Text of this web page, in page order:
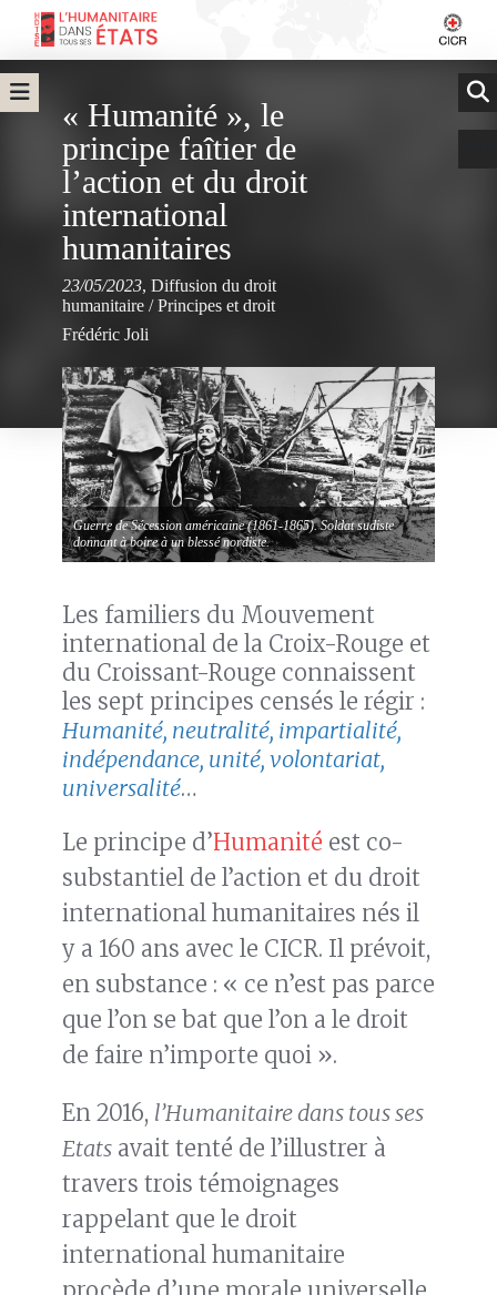
« Humanité », le
principe faîtier de
l’action et du droit
international
humanitaires
23/05/2023, Diffusion du droit
humanitaire /Principes et droit
Frédéric Joli
Guerre de Sécession américaine (1861-1865). Soldat sudiste
donnant à boire à un blessé nordiste.
Les familiers du Mouvement
international de la Croix-Rouge et
du Croissant-Rouge connaissent
les sept principes censés le régir :
Humanité, neutralité, impartialité,
indépendance, unité, volontariat,
universalité…
Le principe d’Humanité est co-
substantiel de l’action et du droit
international humanitaires nés il
y a 160 ans avec le CICR. Il prévoit,
en substance : « ce n’est pas parce
que l’on se bat que l’on a le droit
de faire n’importe quoi ».
En 2016, l’Humanitaire dans tous ses
Etats avait tenté de l’illustrer à
travers trois témoignages
rappelant que le droit
international humanitaire